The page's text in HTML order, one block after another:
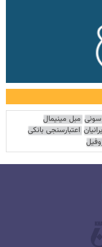
سونی مبل مینیمال
اعتبارسنجی بانکی